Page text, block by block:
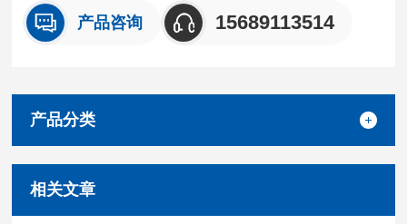
产品咨询 15689113514
产品分类
相关文章